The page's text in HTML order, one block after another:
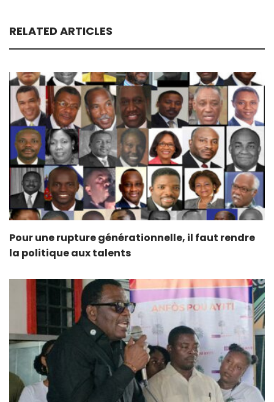
RELATED ARTICLES
Pour une rupture générationnelle, il faut rendre
la politique aux talents